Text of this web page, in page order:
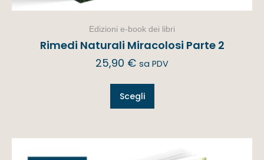
Edizioni e-book dei libri
Rimedi Naturali Miracolosi Parte 2
25,90 € sa PDV
Scegli